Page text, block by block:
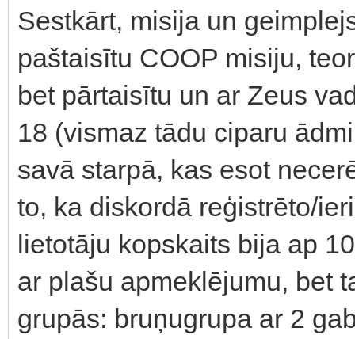
Sestkārt, misija un
paštaisītu COOP misiju,
bet pārtaisītu un ar Zeus
18 (vismaz tādu ciparu
savā starpā, kas esot
to, ka diskordā reģistrēto/
lietotāju kopskaits bija ap
ar plašu apmeklējumu, bet
grupās: bruņugrupa ar 2